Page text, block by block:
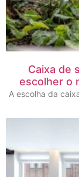
Caixa de
escolher o
A escolha da